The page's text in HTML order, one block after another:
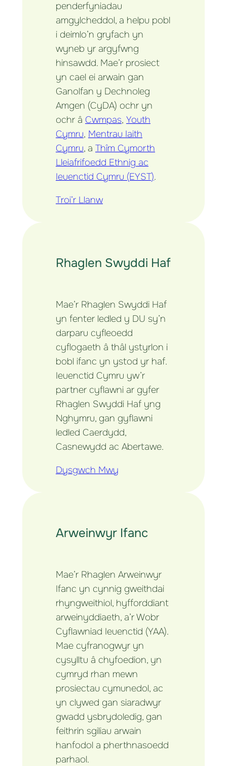
penderfyniadau
amgylcheddol, a helpu pobl
i deimlo’n gryfach yn
wyneb yr argyfwng
hinsawdd. Mae’r prosiect
yn cael ei arwain gan
Ganolfan y Dechnoleg
Amgen (CyDA) ochr yn
ochr â Cwmpas, Youth
Cymru, Mentrau Iaith
Cymru, a Thîm Cymorth
Lleiafrifoedd Ethnig ac
Ieuenctid Cymru (EYST).
Troi’r Llanw
Rhaglen Swyddi Haf
Mae’r Rhaglen Swyddi Haf
yn fenter ledled y DU sy’n
darparu cyfleoedd
cyflogaeth â thâl ystyrlon i
bobl ifanc yn ystod yr haf.
Ieuenctid Cymru yw’r
partner cyflawni ar gyfer
Rhaglen Swyddi Haf yng
Nghymru, gan gyflawni
ledled Caerdydd,
Casnewydd ac Abertawe.
Dysgwch Mwy
Arweinwyr Ifanc
Mae’r Rhaglen Arweinwyr
Ifanc yn cynnig gweithdai
rhyngweithiol, hyfforddiant
arweinyddiaeth, a’r Wobr
Cyflawniad Ieuenctid (YAA).
Mae cyfranogwyr yn
cysylltu â chyfoedion, yn
cymryd rhan mewn
prosiectau cymunedol, ac
yn clywed gan siaradwyr
gwadd ysbrydoledig, gan
feithrin sgiliau arwain
hanfodol a pherthnasoedd
parhaol.